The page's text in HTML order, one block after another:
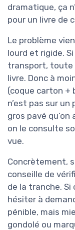
dramatique, ça
pour un livre de
Le problème
lourd et rigide.
transport, toute
livre. Donc à
(coque carton +
n’est pas sur un
gros pavé
on le consulte
vue.
Concrètement,
conseille de
de la tranche. Si
hésiter à
pénible, mais
gondolé ou